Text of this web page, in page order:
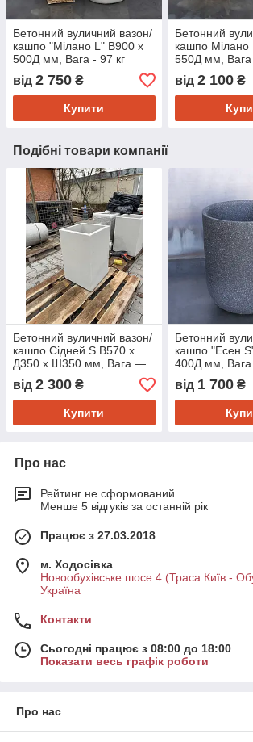
Бетонний вуличний вазон/
кашпо "Мілано L" В900 x
500Д мм, Вага - 97 кг
Об'єм - 85 л.
від 2 750 ₴
Купити
Бетонний
кашпо
550Д мм, Вага
Об'єм - 70 л.
від 2 100₴
Подібні товари компанії
Бетонний вуличний вазон/
кашпо Сідней S В570 х
Д350 х Ш350 мм, Вага —
від 2 300 ₴
Купити
Бетонний
кашпо "Есен
400Д мм, Вага
від 1 700₴
Про нас
Рейтинг не сформований
Менше 5 відгуків за останній рік
Працює з 27.03.2018
м. Ходосівка
Новообухівське шосе 4 (Траса Київ -
Україна
Контакти
Сьогодні працює з 08:00 до 18:00
Показати весь графік роботи
Про нас